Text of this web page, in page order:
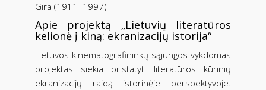
Gira (1911–1997)
Apie projektą „Lietuvių literatūros
kelionė į kiną: ekranizacijų istorija“
Lietuvos kinematografininkų sąjungos vykdomas
projektas siekia pristatyti literatūros kūrinių
ekranizacijų raidą istorinėje perspektyvoje.